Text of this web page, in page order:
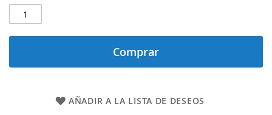
Comprar
AÑADIR A LA LISTA DE DESEOS